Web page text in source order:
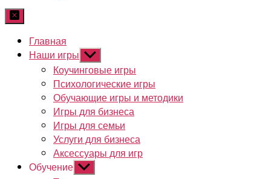
Главная
Наши игры Показывать
подменю
Коучинговые игры
Психологические игры
Обучающие игры и методики
Игры для бизнеса
Игры для семьи
Услуги для бизнеса
Аксессуары для игр
Обучение Показывать